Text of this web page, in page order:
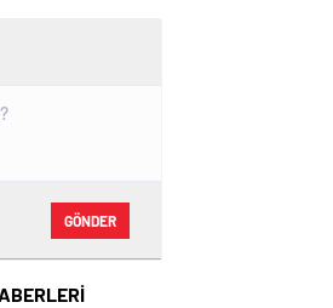
GÖNDER